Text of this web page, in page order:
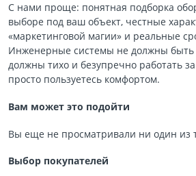
С нами проще: понятная подборка
выборе под ваш объект, честные
«маркетинговой магии» и реальные
Инженерные системы не должны
должны тихо и безупречно работать
просто пользуетесь комфортом.
Вам может это подойти
Вы еще не просматривали ни один из
Выбор покупателей